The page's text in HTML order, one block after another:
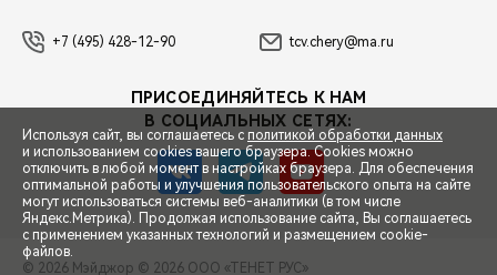
СПЕЦПРЕДЛОЖЕНИЯ
ЗАПИСЬ НА ТЕСТ-ДРАЙВ
+7 (495) 428-12-90 tcv.chery@ma.ru
ПРИСОЕДИНЯЙТЕСЬ К НАМ
В СОЦИАЛЬНЫХ СЕТЯХ:
© 2026 Мэйджор © 2026 ООО «ТЕНЕТ РУС»
Используя сайт, вы соглашаетесь с политикой обработки данных
и использованием cookies вашего браузера. Cookies можно
отключить в любой момент в настройках браузера. Для обеспечения
оптимальной работы и улучшения пользовательского опыта на сайте
могут использоваться системы веб-аналитики (в том числе
Яндекс.Метрика). Продолжая использование сайта, Вы соглашаетесь
с применением указанных технологий и размещением cookie-
файлов.